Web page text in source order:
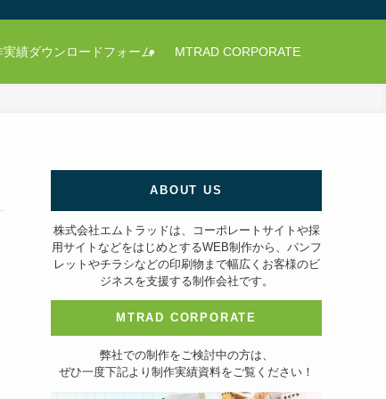
実績ダウンロードフォーム MTRAD CORPORATE
ABOUT US
株式会社エムトラッドは、コーポレートサイトや採
用サイトなどをはじめとするWEB制作から、パンフ
レットやチラシなどの印刷物まで幅広くお客様のビ
ジネスを支援する制作会社です。
MTRAD CORPORATE
弊社での制作をご検討中の方は、
ぜひ一度下記より制作実績資料をご覧ください！